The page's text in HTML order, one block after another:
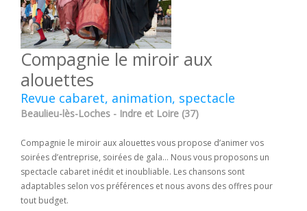
Compagnie le miroir aux
alouettes
Revue cabaret, animation, spectacle
Beaulieu-lès-Loches - Indre et Loire (37)
Compagnie le miroir aux alouettes vous propose d’animer vos
soirées d’entreprise, soirées de gala… Nous vous proposons un
spectacle cabaret inédit et inoubliable. Les chansons sont
adaptables selon vos préférences et nous avons des offres pour
tout budget.